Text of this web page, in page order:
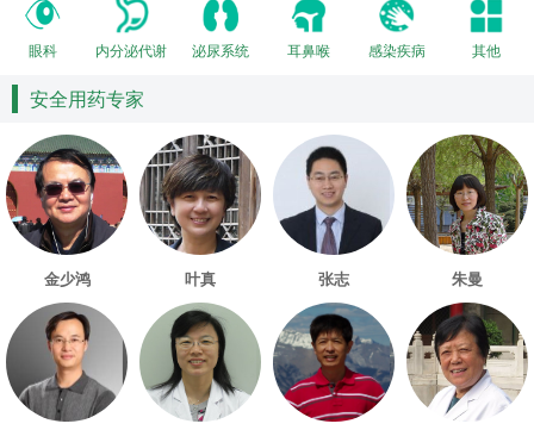
眼科 内分泌代谢 泌尿系统 耳鼻喉 感染疾病 其他
安全用药专家
金少鸿 叶真 张志 朱曼